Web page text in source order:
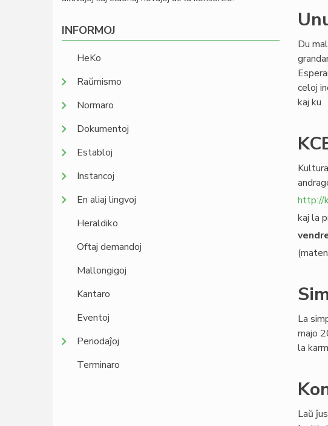
Du
celoj
kaj ku
http://
kaj la
La
majo
la
Laŭ
INFORMOJ
HeKo
Raŭmismo
Normaro
Dokumentoj
Establoj
Instancoj
En aliaj lingvoj
Heraldiko
Oftaj demandoj
Mallongigoj
Kantaro
Eventoj
Periodaĵoj
Terminaro